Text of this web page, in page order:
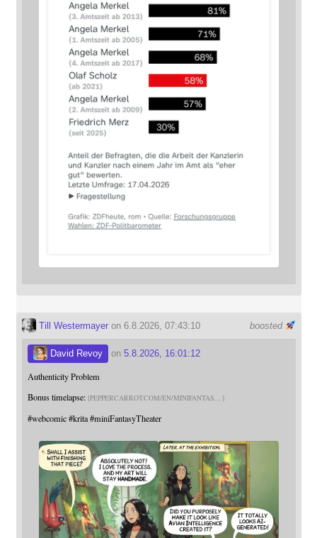
boosted
Till Westermayeron 6.8.2026, 07:43:10
David Revoy on 5.8.2026, 16:01:12
Authenticity Problem
Bonus timelapse: PEPPERCARROT.COM/EN/MINIFANTAS
#webcomic #krita #miniFantasyTheater